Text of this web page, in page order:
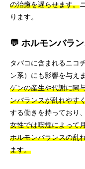
の治癒を遅らせます。
ります。
💬 ホルモンバラ
タバコに含まれるニコ
ン系）にも影響を与え
ゲンの産生や代謝に関
ンバランスが乱れやす
する働きを持っており
女性では喫煙によって
ホルモンバランスの乱
ます。